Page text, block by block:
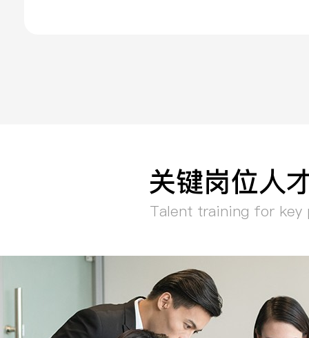
关键岗位人
Talent training for key